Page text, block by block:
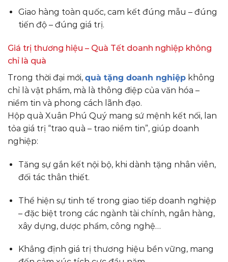
Giao hàng toàn quốc, cam kết đúng mẫu – đúng
tiến độ – đúng giá trị.
Giá trị thương hiệu – Quà Tết doanh nghiệp không
chỉ là quà
Trong thời đại mới, quà tặng doanh nghiệp không
chỉ là vật phẩm, mà là thông điệp của văn hóa –
niềm tin và phong cách lãnh đạo.
Hộp quà Xuân Phú Quý mang sứ mệnh kết nối, lan
tỏa giá trị “trao quà – trao niềm tin”, giúp doanh
nghiệp:
Tăng sự gắn kết nội bộ, khi dành tặng nhân viên,
đối tác thân thiết.
Thể hiện sự tinh tế trong giao tiếp doanh nghiệp
– đặc biệt trong các ngành tài chính, ngân hàng,
xây dựng, dược phẩm, công nghệ…
Khẳng định giá trị thương hiệu bền vững, mang